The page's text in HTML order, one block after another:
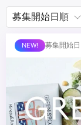
募集開始